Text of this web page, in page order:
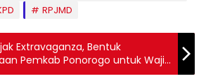
RPJMD
Extravaganza, Bentuk
Pemkab Ponorogo untuk Wajib